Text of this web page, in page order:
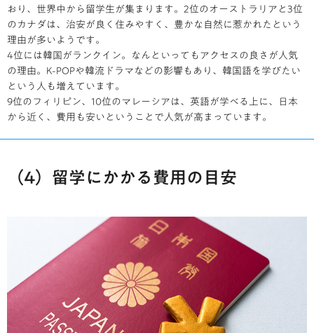
おり、世界中から留学生が集まります。2位のオーストラリアと3位
のカナダは、治安が良く住みやすく、豊かな自然に惹かれたという
理由が多いようです。
4位には韓国がランクイン。なんといってもアクセスの良さが人気
の理由。K-POPや韓流ドラマなどの影響もあり、韓国語を学びたい
という人も増えています。
9位のフィリピン、10位のマレーシアは、英語が学べる上に、日本
から近く、費用も安いということで人気が高まっています。
（4）留学にかかる費用の目安